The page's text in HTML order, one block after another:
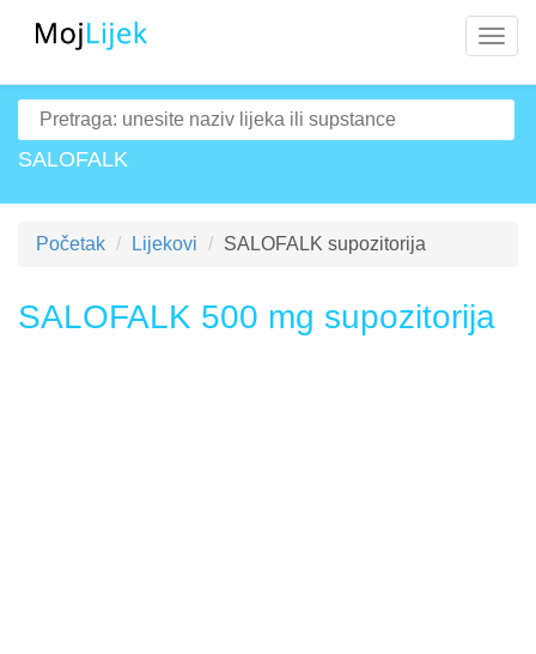
SALOFALK
Početak Lijekovi SALOFALK supozitorija
SALOFALK 500 mg supozitorija